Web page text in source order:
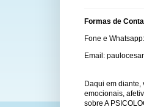
Formas de
Fone e
Email:
Daqui em
emocionais,
sobre A